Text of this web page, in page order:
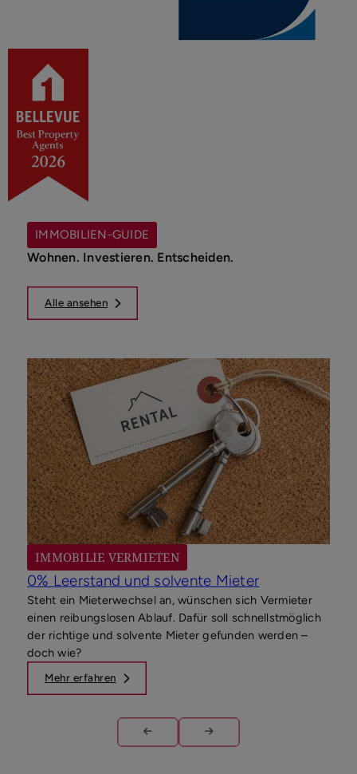
IMMOBILIEN-GUIDE
Wohnen. Investieren. Entscheiden.
Alle ansehen
IMMOBILIE VERMIETEN
0% Leerstand und solvente Mieter
Steht ein Mieterwechsel an, wünschen sich Vermieter
einen reibungslosen Ablauf. Dafür soll schnellstmöglich
der richtige und solvente Mieter gefunden werden –
doch wie?
Mehr erfahren